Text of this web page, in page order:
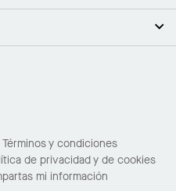
Términos y condiciones
de privacidad y de cookies
mi información